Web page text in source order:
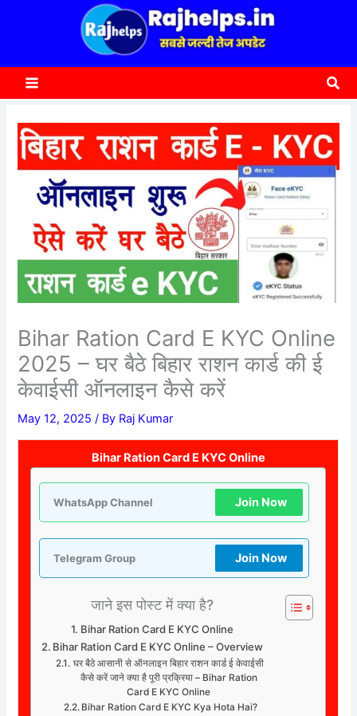
Bihar Ration Card E KYC Online
2025 – घर बैठे बिहार राशन कार्ड की ई
केवाईसी ऑनलाइन कैसे करें
May 12, 2025/ By Raj Kumar
Bihar Ration Card E KYC Online
WhatsApp Channel Join Now
Telegram Group Join Now
जाने इस पोस्ट में क्या है?
Bihar Ration Card E KYC Online
Bihar Ration Card E KYC Online – Overview
घर बैठे आसानी से ऑनलाइन बिहार राशन कार्ड ई केवाईसी
कैसे करें जाने क्या है पूरी प्रक्रिया – Bihar Ration
Card E KYC Online
Bihar Ration Card E KYC Kya Hota Hai?
c